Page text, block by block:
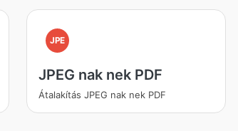
JPE
JPEG nak nek PDF
Átalakítás JPEG nak nek PDF